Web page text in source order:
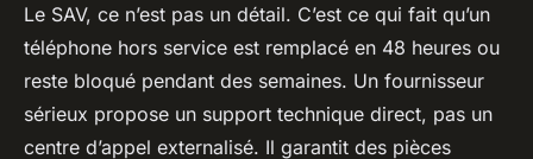
Le SAV, ce n’est pas un détail. C’est ce qui fait qu’un
téléphone hors service est remplacé en 48 heures ou
reste bloqué pendant des semaines. Un fournisseur
sérieux propose un support technique direct, pas un
centre d’appel externalisé. Il garantit des pièces